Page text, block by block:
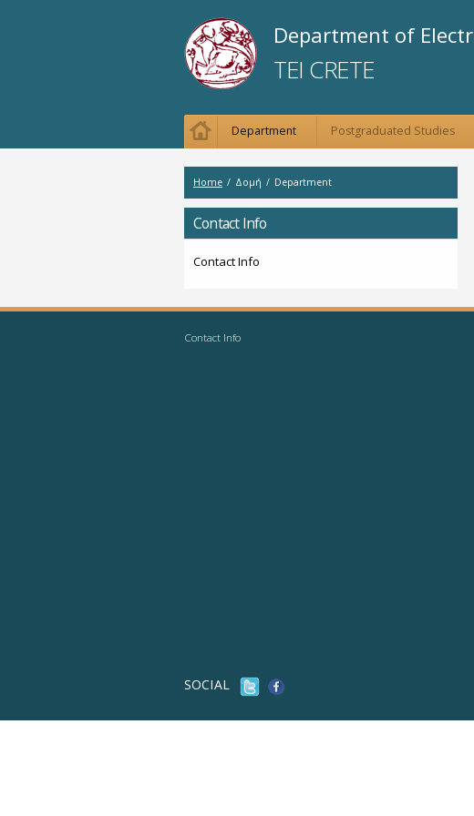
Department of
TEI CRETE
Department Postgraduated Studies
Home / Δομή / Department
Contact Info
Contact Info
Contact Info
SOCIAL